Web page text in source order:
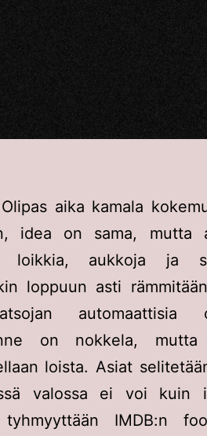
aika kamala
idea on sama, mutta
loikkia, aukkoja ja
loppuun asti
automaattisia
on nokkela, mutta
loista. Asiat
valossa ei voi kuin
IMDB:n